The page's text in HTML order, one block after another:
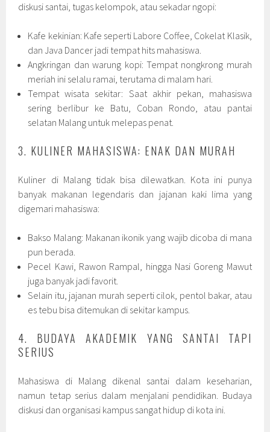
diskusi santai, tugas kelompok, atau sekadar ngopi:
Kafe kekinian: Kafe seperti Labore Coffee, Cokelat Klasik,
dan Java Dancer jadi tempat hits mahasiswa.
Angkringan dan warung kopi: Tempat nongkrong murah
meriah ini selalu ramai, terutama di malam hari.
Tempat wisata sekitar: Saat akhir pekan, mahasiswa
sering berlibur ke Batu, Coban Rondo, atau pantai
selatan Malang untuk melepas penat.
3. KULINER MAHASISWA: ENAK DAN MURAH
Kuliner di Malang tidak bisa dilewatkan. Kota ini punya
banyak makanan legendaris dan jajanan kaki lima yang
digemari mahasiswa:
Bakso Malang: Makanan ikonik yang wajib dicoba di mana
pun berada.
Pecel Kawi, Rawon Rampal, hingga Nasi Goreng Mawut
juga banyak jadi favorit.
Selain itu, jajanan murah seperti cilok, pentol bakar, atau
es tebu bisa ditemukan di sekitar kampus.
4. BUDAYA AKADEMIK YANG SANTAI TAPI
SERIUS
Mahasiswa di Malang dikenal santai dalam keseharian,
namun tetap serius dalam menjalani pendidikan. Budaya
diskusi dan organisasi kampus sangat hidup di kota ini.